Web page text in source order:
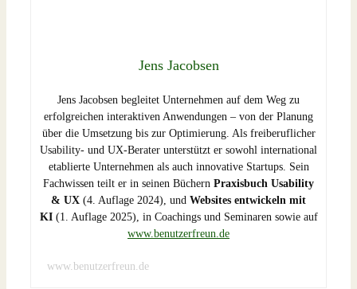
Jens Jacobsen
Jens Jacobsen begleitet Unternehmen auf dem Weg zu
erfolgreichen interaktiven Anwendungen – von der Planung
über die Umsetzung bis zur Optimierung. Als freiberuflicher
Usability- und UX-Berater unterstützt er sowohl international
etablierte Unternehmen als auch innovative Startups. Sein
Fachwissen teilt er in seinen Büchern Praxisbuch Usability
& UX (4. Auflage 2024), und Websites entwickeln mit
KI(1. Auflage 2025), in Coachings und Seminaren sowie auf
www.benutzerfreun.de
www.benutzerfreun.de